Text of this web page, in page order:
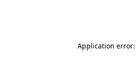
Application